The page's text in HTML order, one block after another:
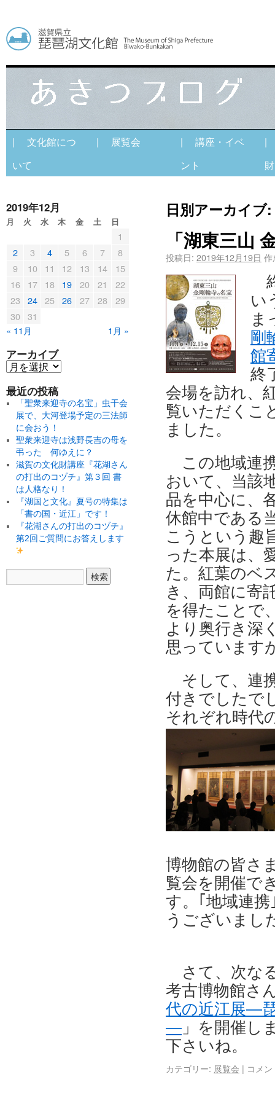
| 文化館につ
いて
| 展覧会
| 講座・イベ
ント
|
財
日別アーカイブ:
「湖東三山
投稿日: 2019年12月19日 作
い
ま
剛
館
終
会場を訪れ、
覧いただくこ
ました。
この地域連
おいて、当該
品を中心に、
休館中である
こうという趣
った本展は、
た。紅葉のベ
き、両館に寄
を得たことで
より奥行き深
思っています
そして、連
付きでしたで
それぞれ時代
博物館の皆さ
覧会を開催で
す。｢地域連
うございまし
さて、次な
考古博物館さ
代の近江展―
― 」を開催し
下さいね。
カテゴリー: 展覧会 | コメ
2019年12月
月 火 水 木 金 土 日
« 11月 1月 »
1
2
3 4 5 6 7
8
9
10 11 12 13 14
15
16
17 18 19 20 21
22
23
24 25 26 27 28
29
30
31
アーカイブ
最近の投稿
「聖衆来迎寺の名宝」虫干会
展で、大河登場予定の三法師
に会おう！
聖衆来迎寺は浅野長吉の母を
弔った 何ゆえに？
滋賀の文化財講座『花湖さん
の打出のコヅチ』第３回 書
は人格なり！
『湖国と文化』夏号の特集は
「書の国・近江」です！
『花湖さんの打出のコヅチ』
第2回ご質問にお答えします